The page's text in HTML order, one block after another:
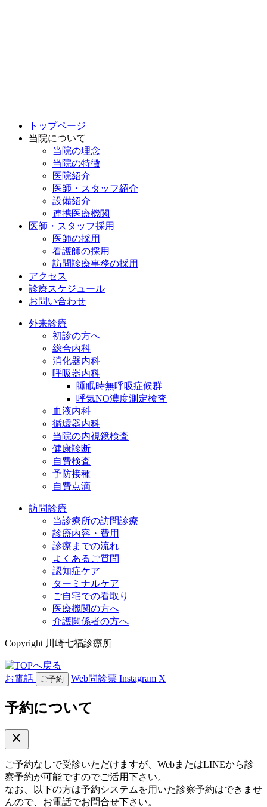
トップページ
当院について
当院の理念
当院の特徴
医院紹介
医師・スタッフ紹介
設備紹介
連携医療機関
医師・スタッフ採用
医師の採用
看護師の採用
訪問診療事務の採用
アクセス
診療スケジュール
お問い合わせ
外来診療
初診の方へ
総合内科
消化器内科
呼吸器内科
睡眠時無呼吸症候群
呼気NO濃度測定検査
血液内科
循環器内科
当院の内視鏡検査
健康診断
自費検査
予防接種
自費点滴
訪問診療
当診療所の訪問診療
診療内容・費用
診療までの流れ
よくあるご質問
認知症ケア
ターミナルケア
ご自宅での看取り
医療機関の方へ
介護関係者の方へ
Copyright 川崎七福診療所
お電話 ご予約 Web問診票 Instagram X
予約について
close
ご予約なしで受診いただけますが、WebまたはLINEから診
察予約が可能ですのでご活用下さい。
なお、以下の方は予約システムを用いた診察予約はできませ
んので、お電話でお問合せ下さい。